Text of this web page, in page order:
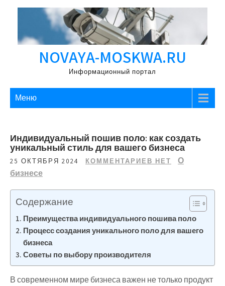
Перейти
содержимому
NOVAYA-MOSKWA.RU
Информационный портал
Меню
Индивидуальный пошив поло: как создать
уникальный стиль для вашего бизнеса
25 ОКТЯБРЯ 2024 КОММЕНТАРИЕВ НЕТ
О
бизнесе
Содержание
Преимущества индивидуального пошива поло
Процесс создания уникального поло для вашего
бизнеса
Советы по выбору производителя
В современном мире бизнеса важен не только продукт